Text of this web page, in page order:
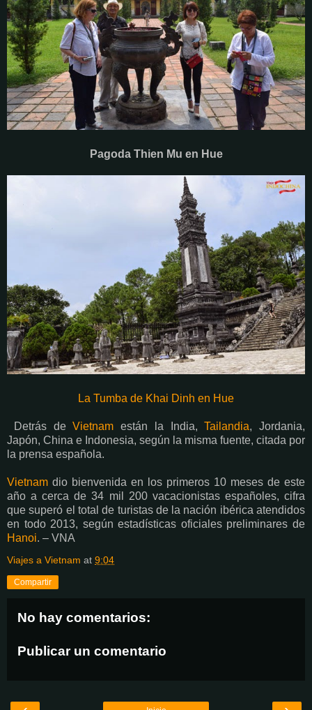
Pagoda Thien Mu en Hue
La Tumba de Khai Dinh en Hue
Detrás deVietnam están la India,Tailandia, Jordania,
Japón, China e Indonesia, según la misma fuente, citada por
la prensa española.
Vietnam dio bienvenida en los primeros 10 meses de este
año a cerca de 34 mil 200 vacacionistas españoles, cifra
que superó el total de turistas de la nación ibérica atendidos
en todo 2013, según estadísticas oficiales preliminares de
Hanoi. – VNA
Viajes a Vietnam at 9:04
Compartir
No hay comentarios:
Publicar un comentario